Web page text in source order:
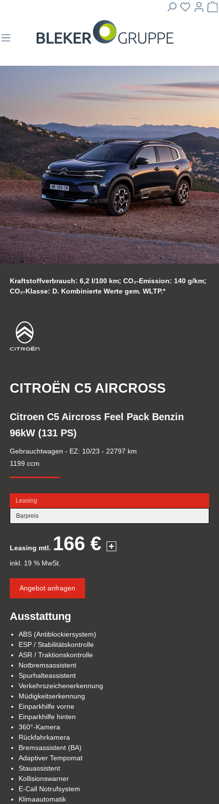
Kraftstoffverbrauch: 6,2 l/100 km; CO₂-Emission: 140 g/km;
CO₂-Klasse: D. Kombinierte Werte gem. WLTP.*
CITROËN C5 AIRCROSS
Citroen C5 Aircross Feel Pack Benzin
96kW (131 PS)
Gebrauchtwagen - EZ: 10/23 - 22797 km
1199 ccm
Leasing
Barpreis
Leasing mtl. 166 €
inkl. 19 % MwSt.
Angebot anfragen
Ausstattung
ABS (Antiblockiersystem)
ESP / Stabilitätskontrolle
ASR / Traktionskontrolle
Notbremsassistent
Spurhalteassistent
Verkehrszeichenerkennung
Müdigkeitserkennung
Einparkhilfe vorne
Einparkhilfe hinten
360°-Kamera
Rückfahrkamera
Bremsassistent (BA)
Adaptiver Tempomat
Stauassistent
Kollisionswarner
E-Call Notrufsystem
Klimaautomatik